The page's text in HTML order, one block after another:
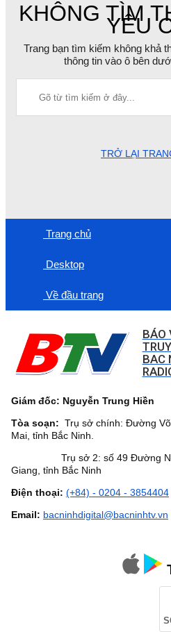
KHÔNG TÌM
YÊU
Trang bạn tìm kiếm không khả
thông tin vào ô bên
TRỞ LẠI
Trang chủ
Desktop
Về đầu trang
BÁO
BAC
Giám đốc: Nguyễn Trung Hiền
Tòa soạn: Trụ sở chính: Đường
Mai, tỉnh Bắc Ninh.
Trụ sở 2: số 49 Đường
Giang, tỉnh Bắc Ninh
Điện thoại: (+84) - 0204 - 3854404
Email: bacninhdigital@bacninhtv.vn